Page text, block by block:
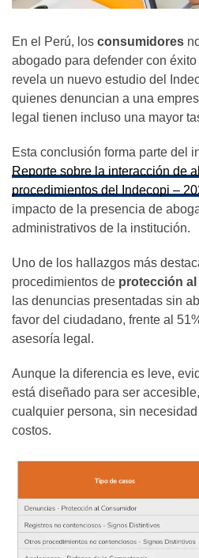
En el Perú, los consumidores
abogado para defender con
revela un nuevo estudio del
quienes denuncian a una
legal tienen incluso una mayor
Esta conclusión forma parte del
Reporte sobre la interacción de
procedimientos del Indecopi –
impacto de la presencia de
administrativos de la institución.
Uno de los hallazgos más
procedimientos de protección
las denuncias presentadas sin
favor del ciudadano, frente al
asesoría legal.
Aunque la diferencia es leve,
está diseñado para ser
cualquier persona, sin
costos.